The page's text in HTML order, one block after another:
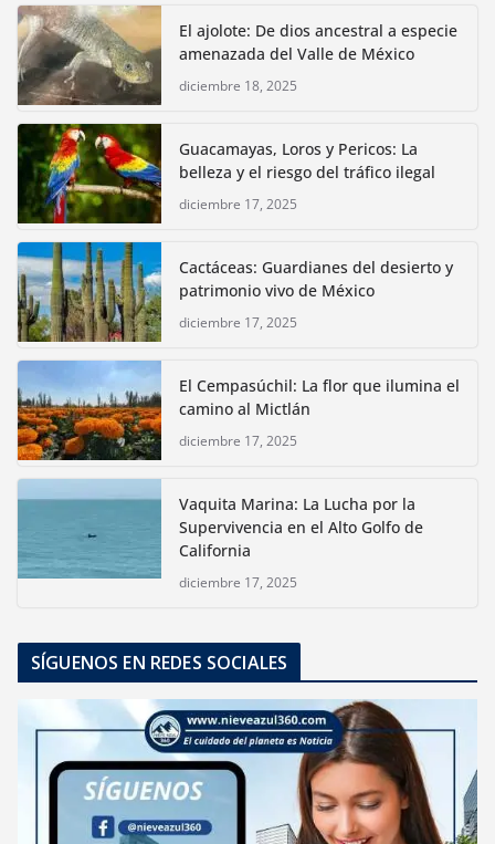
El ajolote: De dios ancestral a especie
amenazada del Valle de México
diciembre 18, 2025
Guacamayas, Loros y Pericos: La
belleza y el riesgo del tráfico ilegal
diciembre 17, 2025
Cactáceas: Guardianes del desierto y
patrimonio vivo de México
diciembre 17, 2025
El Cempasúchil: La flor que ilumina el
camino al Mictlán
diciembre 17, 2025
Vaquita Marina: La Lucha por la
Supervivencia en el Alto Golfo de
California
diciembre 17, 2025
SÍGUENOS EN REDES SOCIALES